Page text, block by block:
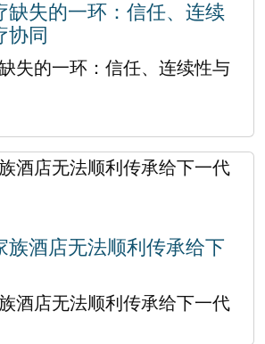
缺失的一环：信任、连续
协同
失的一环：信任、连续性与
族酒店无法顺利传承给下
酒店无法顺利传承给下一代